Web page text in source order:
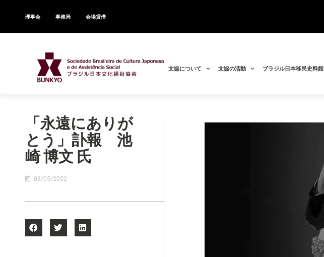
理事会 事務局 会場貸借
文協について 文協の活動 ブラジル日本移民史料館
「永遠にありが
とう」訃報 池
崎 博文 氏
03/05/2022